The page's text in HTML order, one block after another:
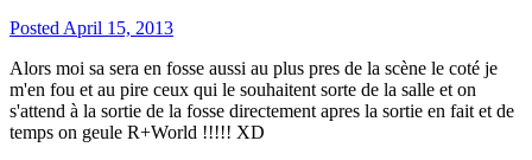
Posted April 15, 2013
Alors moi sa sera en fosse aussi au plus pres de la scène le coté je
m'en fou et au pire ceux qui le souhaitent sorte de la salle et on
s'attend à la sortie de la fosse directement apres la sortie en fait et de
temps on geule R+World !!!!! XD